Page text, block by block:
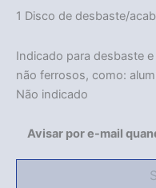
1 Disco de desbaste/
Indicado para desbaste
não ferrosos, como:
Não indicado
Avisar por e-mail